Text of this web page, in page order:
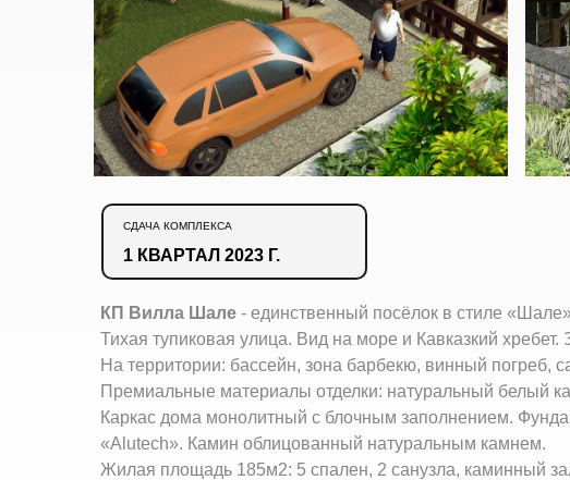
СДАЧА КОМПЛЕКСА
1 КВАРТАЛ 2023 Г.
КП Вилла Шале - единственный посёлок в стиле
Тихая тупиковая улица. Вид на море и Кавказкий хребет.
На территории: бассейн, зона барбекю, винный погреб,
Премиальные материалы отделки: натуральный белый
Каркас дома монолитный с блочным заполнением.
«Alutech». Камин облицованный натуральным камнем.
Жилая площадь 185м2: 5 спален, 2 санузла, каминный